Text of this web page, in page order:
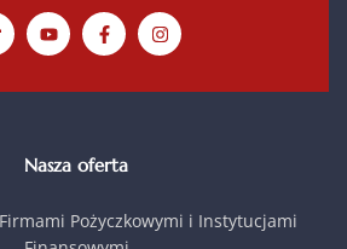
Nasza oferta
Pożyczkowymi i Instytucjami